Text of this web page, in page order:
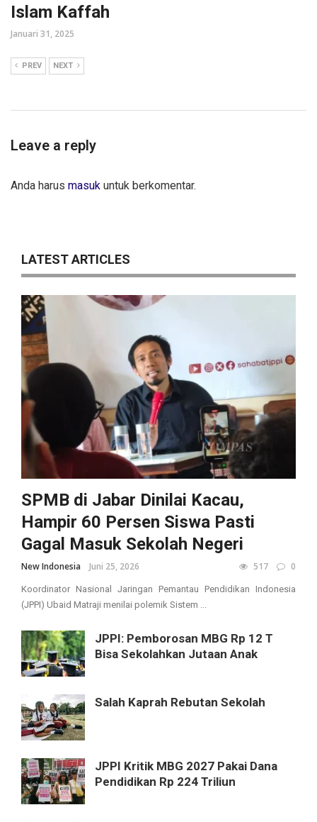
Islam Kaffah
Januari 31, 2025
PREV NEXT
Leave a reply
Anda harus masuk untuk berkomentar.
LATEST ARTICLES
SPMB di Jabar Dinilai Kacau,
Hampir 60 Persen Siswa Pasti
Gagal Masuk Sekolah Negeri
New Indonesia Juni 25, 2026 517 0
Koordinator Nasional Jaringan Pemantau Pendidikan Indonesia
(JPPI) Ubaid Matraji menilai polemik Sistem ...
JPPI: Pemborosan MBG Rp 12 T
Bisa Sekolahkan Jutaan Anak
Salah Kaprah Rebutan Sekolah
JPPI Kritik MBG 2027 Pakai Dana
Pendidikan Rp 224 Triliun